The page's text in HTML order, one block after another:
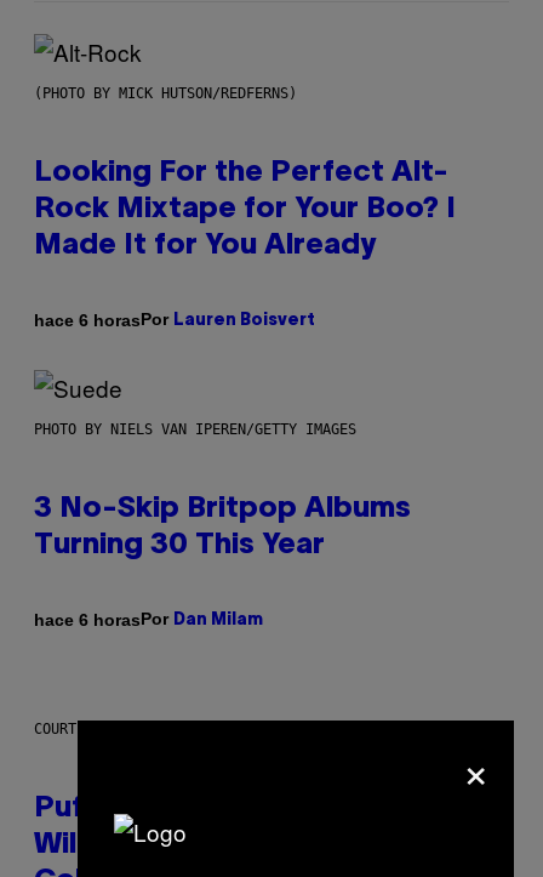
(PHOTO BY MICK HUTSON/REDFERNS)
Looking For the Perfect Alt-
Rock Mixtape for Your Boo? I
Made It for You Already
hace 6 horasPor Lauren Boisvert
PHOTO BY NIELS VAN IPEREN/GETTY IMAGES
3 No-Skip Britpop Albums
Turning 30 This Year
hace 6 horasPor Dan Milam
COURTESY OF PUFFCO
Puffco Went Full Gamer With Its
Wild New Plasma Peak Pro
×